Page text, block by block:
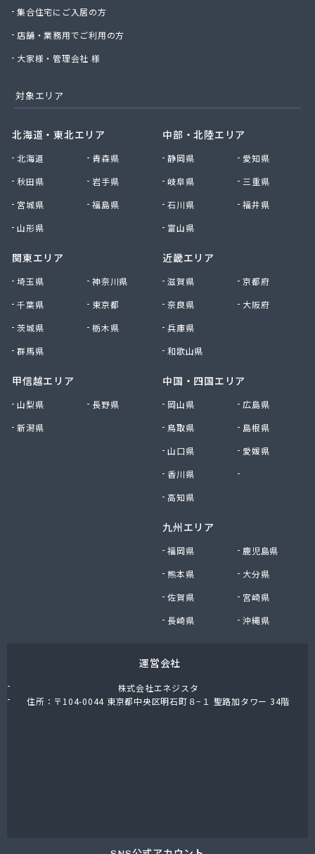
株式会社古田商店
株式会社三好ガス
株式会社山源服部商会
株式会社山新プロパン部
株式会社山田幸一商店
株式会社小林本店
株式会社小林本店稲沢店
株式会社松村プロパン部
株式会社新東
株式会社森上製油所
株式会社杉浦林産給油所
株式会社清川商店
株式会社青木サービス
株式会社石川鉄沖商店
株式会社石泰商会
株式会社鷹羽商店
株式会社中部燃料
株式会社土川油店 L.P.G充填所
株式会社油直 オートガススタンド
丸井商店外之原支店
丸金薪炭店
橋本産業株式会社 名古屋営業所
集合住宅にご入居の方
店舗・業務用でご利用の方
大家様・管理会社 様
対象エリア
北海道・東北エリア
北海道
青森県
秋田県
岩手県
宮城県
福島県
山形県
関東エリア
埼玉県
神奈川県
千葉県
東京都
茨城県
栃木県
群馬県
甲信越エリア
山梨県
長野県
新潟県
中部・北陸エリア
静岡県
愛知県
岐阜県
三重県
石川県
福井県
富山県
近畿エリア
滋賀県
京都府
奈良県
大阪府
兵庫県
和歌山県
中国・四国エリア
岡山県
広島県
鳥取県
島根県
山口県
愛媛県
香川県
高知県
九州エリア
福岡県
鹿児島県
熊本県
大分県
佐賀県
宮崎県
長崎県
沖縄県
運営会社
株式会社エネジスタ
住所：〒104-0044 東京都中央区明石町８−１ 聖路加タワー 34階